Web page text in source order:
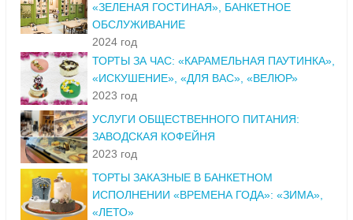
«ЗЕЛЕНАЯ ГОСТИНАЯ», БАНКЕТНОЕ
ОБСЛУЖИВАНИЕ
2024 год
ТОРТЫ ЗА ЧАС: «КАРАМЕЛЬНАЯ ПАУТИНКА»,
«ИСКУШЕНИЕ», «ДЛЯ ВАС», «ВЕЛЮР»
2023 год
УСЛУГИ ОБЩЕСТВЕННОГО ПИТАНИЯ:
ЗАВОДСКАЯ КОФЕЙНЯ
2023 год
ТОРТЫ ЗАКАЗНЫЕ В БАНКЕТНОМ
ИСПОЛНЕНИИ «ВРЕМЕНА ГОДА»: «ЗИМА»,
«ЛЕТО»